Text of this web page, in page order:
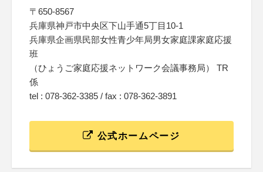
〒650-8567
兵庫県神戸市中央区下山手通5丁目10-1
兵庫県企画県民部女性青少年局男女家庭課家庭応援
班
（ひょうご家庭応援ネットワーク会議事務局） TR
係
tel : 078-362-3385 / fax : 078-362-3891
公式ホームページ